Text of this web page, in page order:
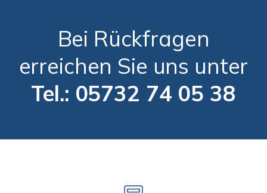
Bei Rückfragen
erreichen Sie uns unter
Tel.: 05732 74 05 38